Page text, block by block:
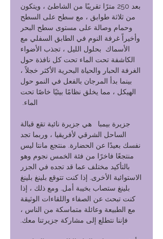
بعد 250 مترًا تقريبًا من الشاطئ ، ويتكون
من ثلاثة طوابق ، مع سطح على السطح
وحمام وصالة على مستوى سطح البحر
وأخيراً غرفة النوم في الطابق السفلي مع
الأسماك بحلول الليل ، تجذب الأضواء
الكاشفة تحت الماء تحت كل نافذة حول
الغرفة الحبار والحياة البحرية الأكثر خجلاً ،
بينما بدأ المرجان بالفعل في النمو حول
الهيكل ، مما يخلق نظامًا بيئيًا خاصًا تحت
الماء.
جزيرة بيمبا هي جزيرة نائية تقع قبالة
الساحل الشرقي لأفريقيا ، وربما تجد
نفسك بعيدًا عن الحضارة. منتجع مانتا ليس
منتجعًا فاخرًا من فئة الخمس نجوم وهو
بالتأكيد مختلف عما قد تجده في الجزر
الاستوائية الأخرى. إذا كنت تتوقع بلينغ بلينغ
بلينغ ستصاب بخيبة أمل. ومع ذلك ، إذا
كنت تبحث عن الصفاء واللقاءات الوثيقة
مع الطبيعة وعائلة متماسكة من الناس ،
فإننا نتطلع إلى مشاركة جزيرتنا معك.